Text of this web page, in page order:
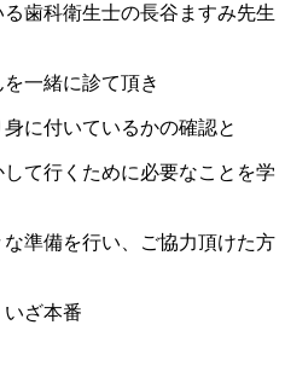
歯科衛生士の長谷ますみ先生
一緒に診て頂き
に付いているかの確認と
て行くために必要なことを学
準備を行い、ご協力頂けた方
ざ本番